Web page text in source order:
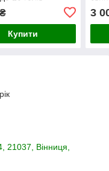
Купити
3
21037, Вінниця,